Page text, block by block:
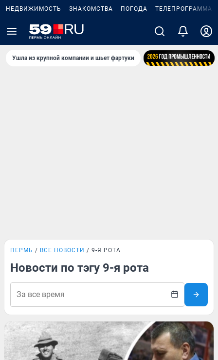
НЕДВИЖИМОСТЬ ЗНАКОМСТВА ПОГОДА ТЕЛЕПРОГРАММА
Ушла из крупной компании и шьет фартуки
ПЕРМЬ ВСЕ НОВОСТИ 9-Я РОТА
Новости по тэгу 9-я рота